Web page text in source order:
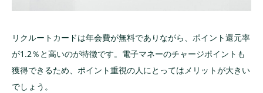
リクルートカードは年会費が無料でありながら、ポイント還元率
が1.2％と高いのが特徴です。電子マネーのチャージポイントも
獲得できるため、ポイント重視の人にとってはメリットが大きい
でしょう。